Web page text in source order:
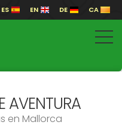
ES EN DE CA
AVENTURA
en Mallorca